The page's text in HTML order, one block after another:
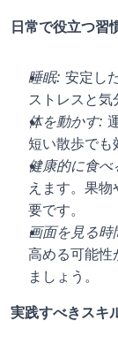
日常で役立つ習
睡眠: 安定し
ストレスと気
体を動かす:
短い散歩でも
健康的に食べ
えます。果
要です。
画面を見る
高める可能性
ましょう。
実践すべきスキ